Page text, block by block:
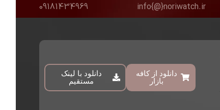
info{@}noriwatch.ir
09181434969
دانلود از کافه
بازار
دانلود با لینک
مستقیم